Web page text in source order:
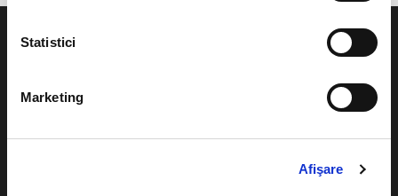
Statistici
Marketing
Afişare
Cum comand bilete?
Evenimente